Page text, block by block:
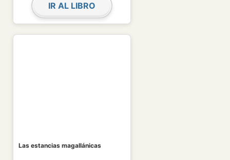
IR AL LIBRO
Las estancias magallánicas